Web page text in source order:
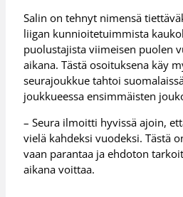
Salin on tehnyt nimensä
liigan kunnioitetuimmista
puolustajista viimeisen puolen
aikana. Tästä osoituksena käy
seurajoukkue tahtoi
joukkueessa ensimmäisten
– Seura ilmoitti hyvissä ajoin,
vielä kahdeksi vuodeksi. Tästä
vaan parantaa ja ehdoton
aikana voittaa.